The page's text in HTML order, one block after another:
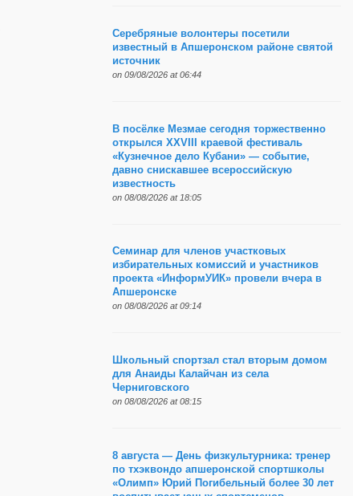
Серебряные волонтеры посетили
известный в Апшеронском районе святой
источник
on 09/08/2026 at 06:44
В посёлке Мезмае сегодня торжественно
открылся XXVIII краевой фестиваль
«Кузнечное дело Кубани» — событие,
давно снискавшее всероссийскую
известность
on 08/08/2026 at 18:05
Семинар для членов участковых
избирательных комиссий и участников
проекта «ИнформУИК» провели вчера в
Апшеронске
on 08/08/2026 at 09:14
Школьный спортзал стал вторым домом
для Анаиды Калайчан из села
Черниговского
on 08/08/2026 at 08:15
8 августа — День физкультурника: тренер
по тхэквондо апшеронской спортшколы
«Олимп» Юрий Погибельный более 30 лет